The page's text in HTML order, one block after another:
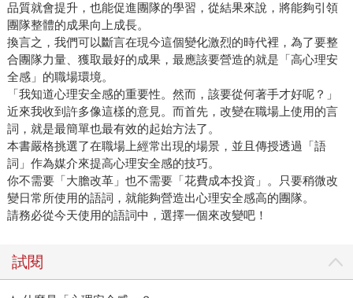
品質就會提升，也能促進團隊的學習，從結果來說，將能夠引領
團隊整體的成果向上成長。
換言之，我們可以斷言在現今這個變化激烈的時代裡，為了要整
合團隊力量、獲取最好的成果，最應該要營造的就是「高心理安
全感」的職場環境。
「我知道心理安全感的重要性。然而，該要從何著手才好呢？」
近來我收到許多像這樣的意見。而首先，改變在職場上使用的言
詞，就是最簡單也最有效的起始方法了。
本書嚴格挑選了在職場上經常出現的場景，並且傳授透過「語
詞」作為媒介來提高心理安全感的技巧。
你不需要「大膽改革」也不需要「花費成本投資」。只要稍微改
變日常所使用的語詞，就能夠營造出心理安全感高的團隊。
請務必從今天使用的語詞中，選擇一個來改變吧！
試閱